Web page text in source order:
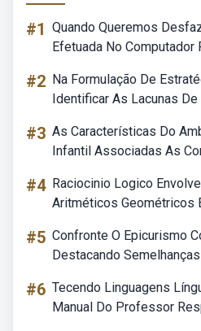
#1 Quando Queremos
Efetuada No
#2 Na Formulação De
Identificar As Lacunas
#3 As Características Do
Infantil Associadas As
#4 Raciocinio Logico
Aritméticos Geométricos
#5 Confronte O Epicurismo
Destacando
#6 Tecendo Linguagens
Manual Do Professor